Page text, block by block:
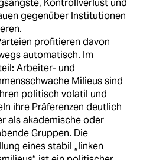
gegenüber Institutionen
profitieren davon
automatisch. Im
Arbeiter- und
Milieus sind
politisch volatil und
ihre Präferenzen deutlich
als akademische oder
Gruppen. Die
eines stabil „linken